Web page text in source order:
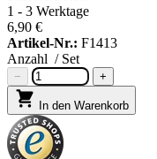
1 - 3 Werktage
6,90 €
Artikel-Nr.: F1413
Anzahl / Set
− +
In den Warenkorb